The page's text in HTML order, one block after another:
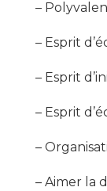
–
– Esprit
– Esprit
– Esprit
–
– Aimer la